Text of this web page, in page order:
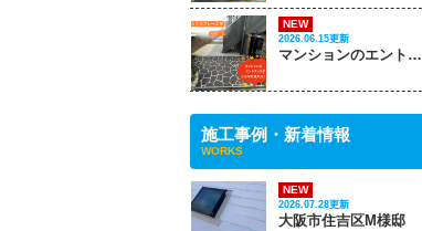
NEW
2026.06.15更新
マンションのエントランスがこんなに変わる‼ PART 1
施工事例・新着情報
WORKS
NEW
2026.07.28更新
大阪市住吉区M様邸